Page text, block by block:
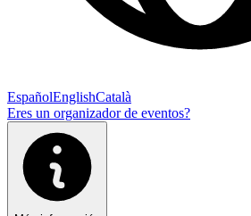
EspañolEnglishCatalà
Eres un organizador de eventos?